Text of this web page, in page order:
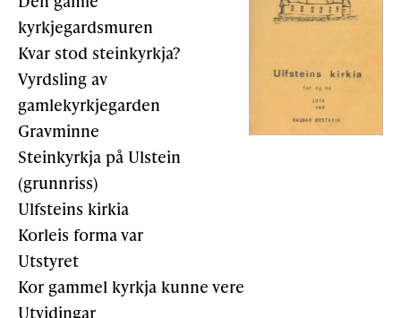
kyrkjegardsmuren
Kvar stod steinkyrkja?
Vyrdsling av
gamlekyrkjegarden
Gravminne
Steinkyrkja på Ulstein
(grunnriss)
Ulfsteins kirkia
Korleis forma var
Utstyret
Kor gammel kyrkja kunne vere
Utvidingar